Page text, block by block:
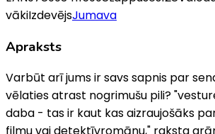
vākiIzdevējsJumava
Apraksts
Varbūt arī jums ir savs sapnis par
vēlaties atrast nogrimušu pili?
daba - tas ir kaut kas aizraujošāks